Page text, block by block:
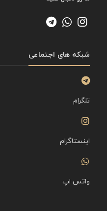
شبکه های اجتماعی
تلگرام
اینستاگرام
واتس اپ